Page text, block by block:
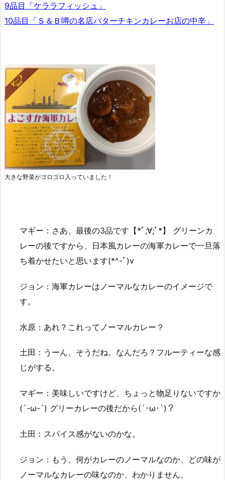
9品目「ケララフィッシュ」
10品目「Ｓ＆Ｂ噂の名店バターチキンカレーお店の中辛」
大きな野菜がゴロゴロ入っていました！
マギー：さあ、最後の3品です【*ﾟ;∀;ﾟ*】 グリーンカ
レーの後ですから、日本風カレーの海軍カレーで一旦落
ち着かせたいと思います(*^-ﾟ)v
ジョン：海軍カレーはノーマルなカレーのイメージで
す。
水原：あれ？これってノーマルカレー？
土田：うーん、そうだね。なんだろ？フルーティーな感
じがする。
マギー：美味しいですけど、ちょっと物足りないですか
(´-ω-`) グリーカレーの後だから(´･ω･`)？
土田：スパイス感がないのかな。
ジョン：もう、何がカレーのノーマルなのか、どの味が
ノーマルなカレーの味なのか、わかりません。